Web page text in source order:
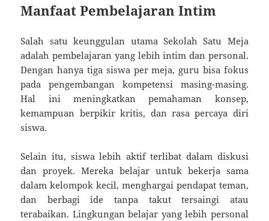
Manfaat Pembelajaran Intim
Salah satu keunggulan utama Sekolah Satu Meja
adalah pembelajaran yang lebih intim dan personal.
Dengan hanya tiga siswa per meja, guru bisa fokus
pada pengembangan kompetensi masing-masing.
Hal ini meningkatkan pemahaman konsep,
kemampuan berpikir kritis, dan rasa percaya diri
siswa.
Selain itu, siswa lebih aktif terlibat dalam diskusi
dan proyek. Mereka belajar untuk bekerja sama
dalam kelompok kecil, menghargai pendapat teman,
dan berbagi ide tanpa takut tersaingi atau
terabaikan. Lingkungan belajar yang lebih personal